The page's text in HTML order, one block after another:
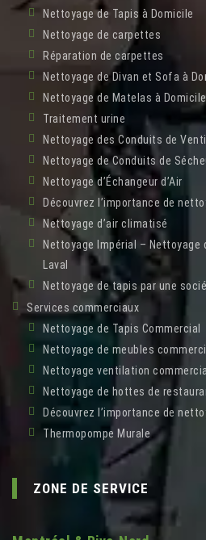
Nettoyage de Tapis à Domicile
Nettoyage de carpettes
Réparation de carpettes
Nettoyage de Divan et Sofa à
Nettoyage de Matelas à Domicile
Traitement urine
Nettoyage des Conduits de
Nettoyage de Conduits de
Nettoyage d’Échangeur d’Air
Découvrez l’importance de
Nettoyage d’air climatisé
Nettoyage Impérial – Nettoyage
Laval
Nettoyage de tapis par une
Services commerciaux
Nettoyage de Tapis Commercial
Nettoyage de meubles
Nettoyage ventilation
Nettoyage de hottes de
Découvrez l’importance de
Thermopompe Murale
ZONE DE SERVICE